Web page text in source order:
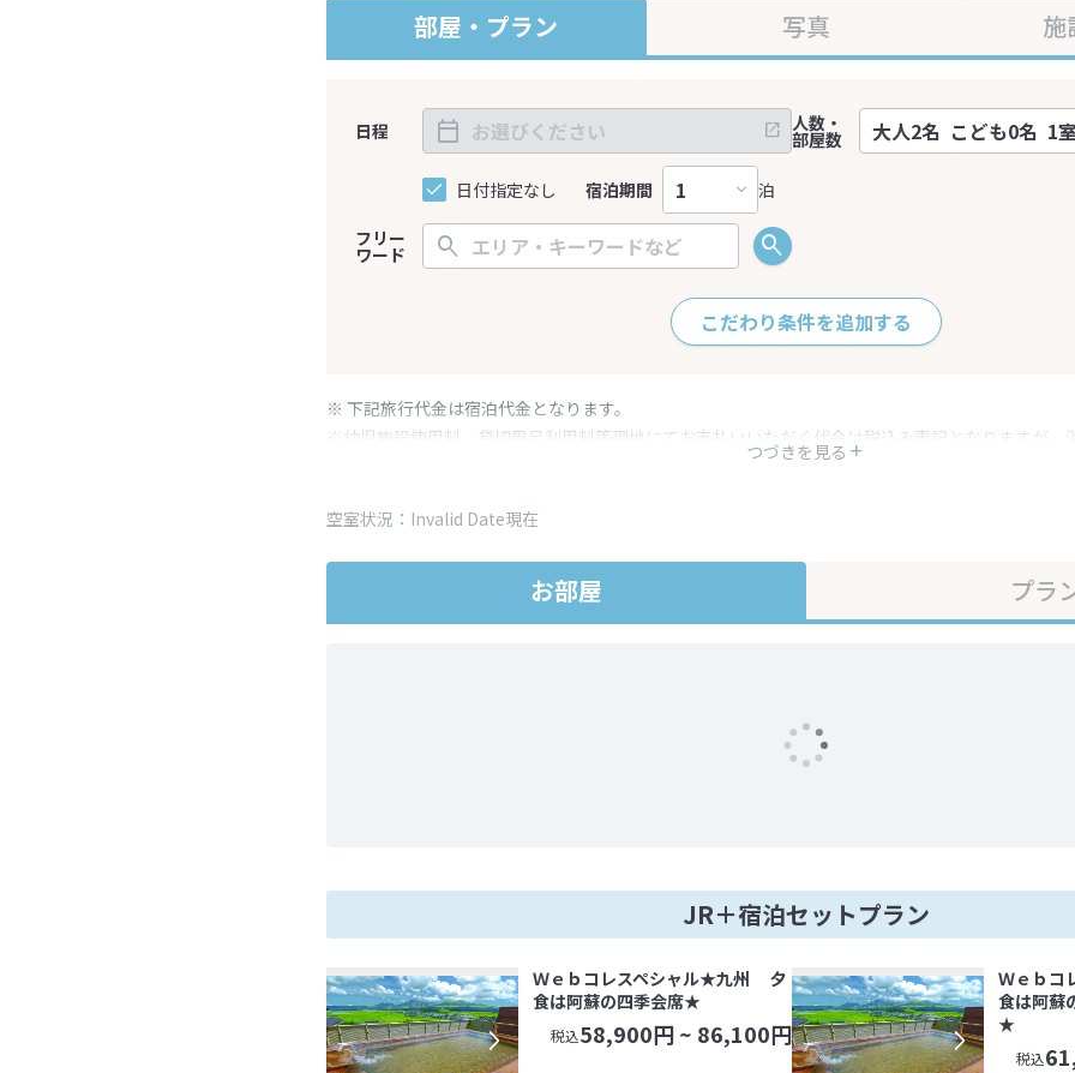
部屋・プラン 写真 施
日程
日付指定なし 宿泊期間 泊
人数・
部屋数
フリー
ワード
こだわり条件を追加する
つづきを見る
※ 下記旅行代金は宿泊代金となります。
※幼児施設使用料、貸切風呂利用料等現地にてお支払いいただく代金は税込み表記となりますが、
空室状況：Invalid Date現在
お部屋 プラ
JR＋宿泊セットプラン
Ｗｅｂコレスペシャル★九州 夕
食は阿蘇の四季会席★
税込58,900円 ~ 86,100円
Ｗｅｂ
食は阿蘇
★
税込